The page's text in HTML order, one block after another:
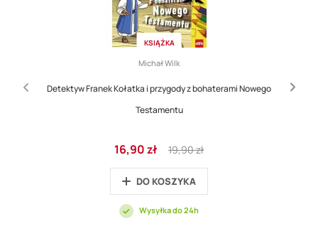
KSIĄŻKA
Michał Wilk
Detektyw Franek Kołatka i przygody z bohaterami Nowego
Testamentu
Cena
promocyjna
16,90 zł
Regular
Price
19,90 zł
DO KOSZYKA
Wysyłka do 24h